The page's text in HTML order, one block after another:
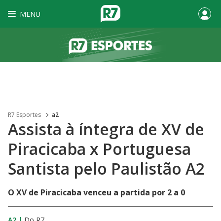
MENU
R7 Esportes a2
Assista à íntegra de XV de
Piracicaba x Portuguesa
Santista pelo Paulistão A2
O XV de Piracicaba venceu a partida por 2 a 0